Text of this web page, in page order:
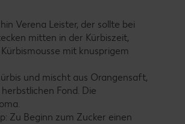
Verena Leister, der sollte bei
mitten in der Kürbiszeit,
mit knusprigem
und mischt aus Orangensaft,
Fond. Die
Zu Beginn zum Zucker einen